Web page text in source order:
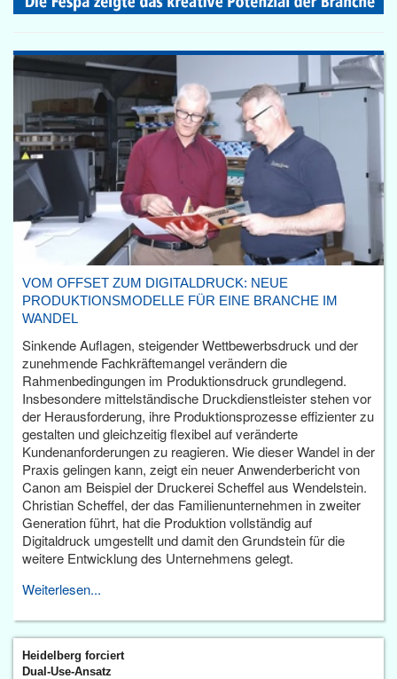
VOM OFFSET ZUM DIGITALDRUCK: NEUE
PRODUKTIONSMODELLE FÜR EINE BRANCHE IM
WANDEL
Sinkende Auflagen, steigender Wettbewerbsdruck und der
zunehmende Fachkräftemangel verändern die
Rahmenbedingungen im Produktionsdruck grundlegend.
Insbesondere mittelständische Druckdienstleister stehen vor
der Herausforderung, ihre Produktionsprozesse effizienter zu
gestalten und gleichzeitig flexibel auf veränderte
Kundenanforderungen zu reagieren. Wie dieser Wandel in der
Praxis gelingen kann, zeigt ein neuer Anwenderbericht von
Canon am Beispiel der Druckerei Scheffel aus Wendelstein.
Christian Scheffel, der das Familienunternehmen in zweiter
Generation führt, hat die Produktion vollständig auf
Digitaldruck umgestellt und damit den Grundstein für die
weitere Entwicklung des Unternehmens gelegt.
Weiterlesen...
Heidelberg forciert
Dual-Use-Ansatz